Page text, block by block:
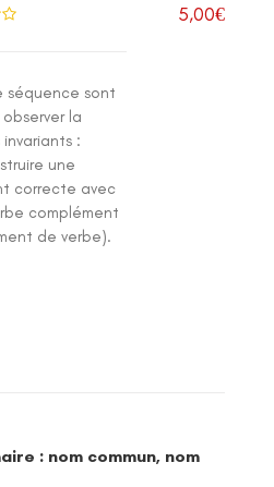
5,00€
sont
la
:
une
correcte avec
complément
de verbe).
: nom commun, nom